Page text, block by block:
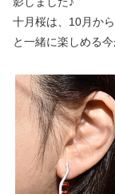
十月桜は、10月か
と一緒に楽しめる